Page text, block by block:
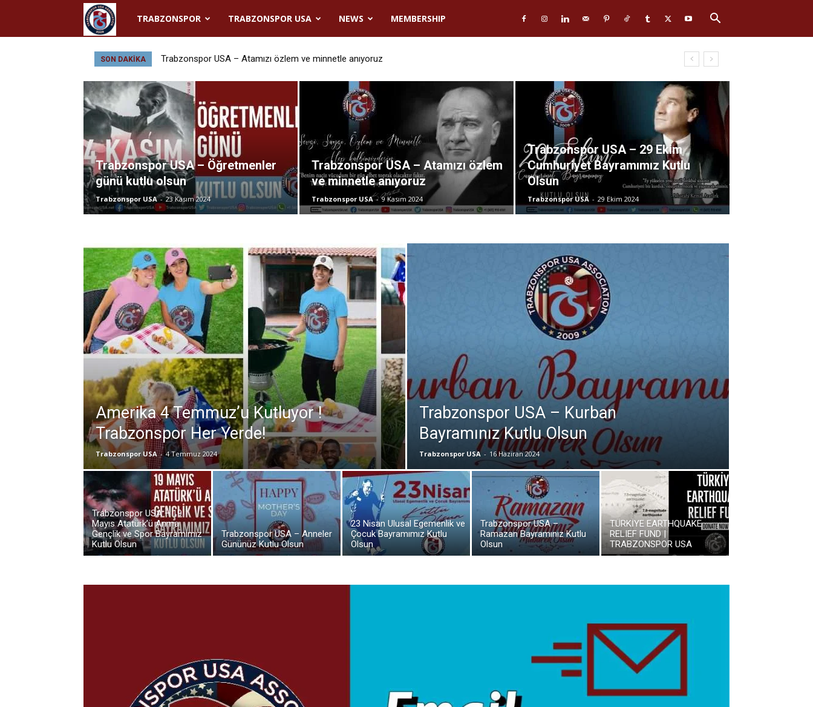
Trabzonspor
USA
TRABZONSPOR TRABZONSPOR USA NEWS MEMBERSHIP
SON DAKIKA Trabzonspor USA – Atamızı özlem ve minnetle anıyoruz
Trabzonspor USA – Öğretmenler
günü kutlu olsun
Trabzonspor USA - 23 Kasım 2024
Trabzonspor USA – Atamızı özlem
ve minnetle anıyoruz
Trabzonspor USA - 9 Kasım 2024
Trabzonspor USA – 29 Ekim
Cumhuriyet Bayramımız Kutlu
Olsun
Trabzonspor USA - 29 Ekim 2024
Amerika 4 Temmuz’u Kutluyor !
Trabzonspor Her Yerde!
Trabzonspor USA - 4 Temmuz 2024
Trabzonspor USA – Kurban
Bayramınız Kutlu Olsun
Trabzonspor USA - 16 Haziran 2024
Trabzonspor USA – 19
Mayıs Atatürk’ü Anma
Gençlik ve Spor Bayramımız
Kutlu Olsun
Trabzonspor USA – Anneler
Gününüz Kutlu Olsun
23 Nisan Ulusal Egemenlik ve
Çocuk Bayramımız Kutlu
Olsun
Trabzonspor USA –
Ramazan Bayramınız Kutlu
Olsun
TÜRKİYE EARTHQUAKE
RELIEF FUND |
TRABZONSPOR USA